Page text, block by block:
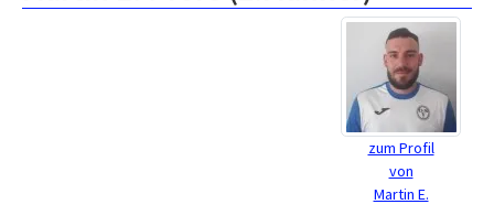
zum Profil
von
Martin E.